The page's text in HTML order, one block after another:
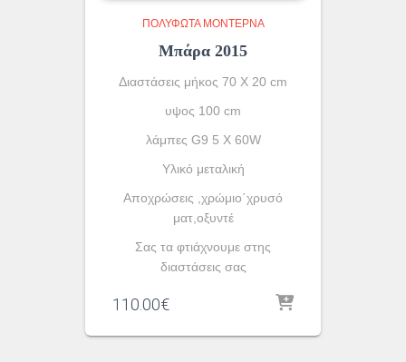
ΠΟΛΎΦΩΤΑ ΜΟΝΤΈΡΝΑ
Μπάρα 2015
Διαστάσεις μήκος 70 Χ 20 cm
υψος 100 cm
λάμπες G9 5 X 60W
Υλικό μεταλική
Αποχρώσεις ,χρώμιο΄χρυσό
ματ,οξυντέ
Σας τα φτιάχνουμε στης
διαστάσεις σας
110.00€